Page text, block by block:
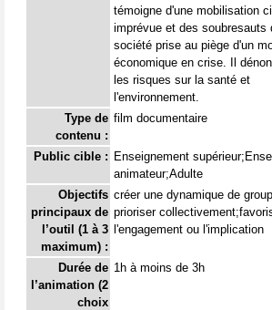
témoigne d'une mobilisation
imprévue et des soubresauts
société prise au piège d'un
économique en crise. Il
les risques sur la santé et
l'environnement.
Type de
contenu :
film documentaire
Public cible : Enseignement
animateur;Adulte
Objectifs
principaux de
l’outil (1 à 3
maximum) :
créer une dynamique de
prioriser
l'engagement ou l'implication
Durée de
l’animation (2
choix
1h à moins de 3h